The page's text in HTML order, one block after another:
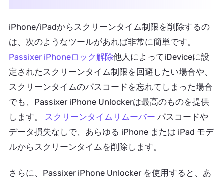
iPhone/iPadからスクリーンタイム制限を削除するの
は、次のようなツールがあれば非常に簡単です。
Passixer iPhoneロック解除他人によってiDeviceに設
定されたスクリーンタイム制限を回避したい場合や、
スクリーンタイムのパスコードを忘れてしまった場合
でも、Passixer iPhone Unlockerは最高のものを提供
します。 スクリーンタイムリムーバー パスコードや
データ損失なしで、あらゆる iPhone または iPad モデ
ルからスクリーンタイムを削除します。
さらに、Passixer iPhone Unlocker を使用すると、あ